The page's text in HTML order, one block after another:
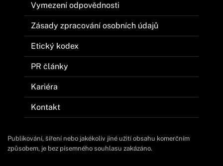
Vymezení odpovědnosti
Zásady zpracování osobních údajů
Etický kodex
PR články
Kariéra
Kontakt
Publikování, šíření nebo jakékoliv jiné užití obsahu komerčním
způsobem, je bez písemného souhlasu zakázáno.